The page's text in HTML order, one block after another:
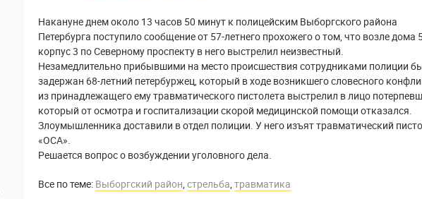
Накануне днем около 13 часов 50 минут к полицейским Выборгского района
Петербурга поступило сообщение от 57-летнего прохожего о том, что возле дома
корпус 3 по Северному проспекту в него выстрелил неизвестный.
Незамедлительно прибывшими на место происшествия сотрудниками полиции
задержан 68-летний петербуржец, который в ходе возникшего словесного
из принадлежащего ему травматического пистолета выстрелил в лицо
который от осмотра и госпитализации скорой медицинской помощи отказался.
Злоумышленника доставили в отдел полиции. У него изъят травматический
«ОСА».
Решается вопрос о возбуждении уголовного дела.
Все по теме: Выборгский район, стрельба, травматика